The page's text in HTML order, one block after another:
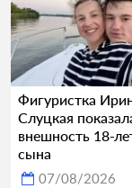
Фигуристка
Слуцкая
внешность 18-
сына
07/08/2026